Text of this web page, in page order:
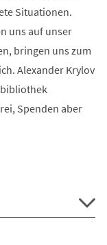
Situationen.
uns auf unser
bringen uns zum
Alexander Krylov
Spenden aber